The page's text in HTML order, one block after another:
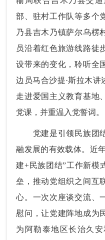
部、驻村工作队等多个
乃县吉木乃镇萨尔乌楞
员沿着红色旅游线路徒
设带来的变化，聆听全
边员马合沙提·斯拉木
走进爱国主义教育基地
党课，并重温入党誓词。
党建是引领民族团结
融发展的有效载体。近
建+民族团结”工作新模
垒，推动党组织之间互
心。一次次座谈交流、
慰问，让党建阵地成为
为阿勒泰地区长治久